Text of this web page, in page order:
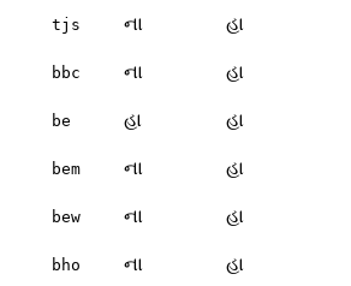
tjs ના હા
bbc ના હા
be હા હા
bem ના હા
bew ના હા
bho ના હા